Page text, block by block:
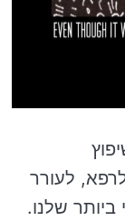
לעורר
שלנו.